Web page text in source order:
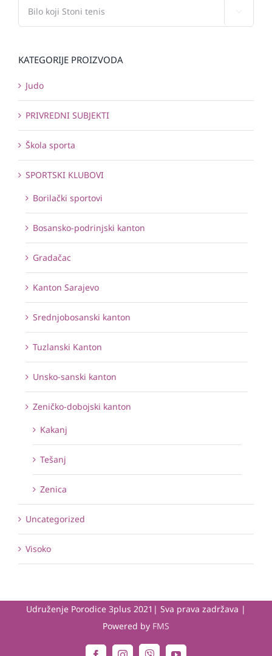
KATEGORIJE PROIZVODA
Judo
PRIVREDNI SUBJEKTI
Škola sporta
SPORTSKI KLUBOVI
Borilački sportovi
Bosansko-podrinjski kanton
Gradačac
Kanton Sarajevo
Srednjobosanski kanton
Tuzlanski Kanton
Unsko-sanski kanton
Zeničko-dobojski kanton
Kakanj
Tešanj
Zenica
Uncategorized
Visoko
Udruženje Porodice 3plus 2021| Sva prava zadržava |
Powered by FMS